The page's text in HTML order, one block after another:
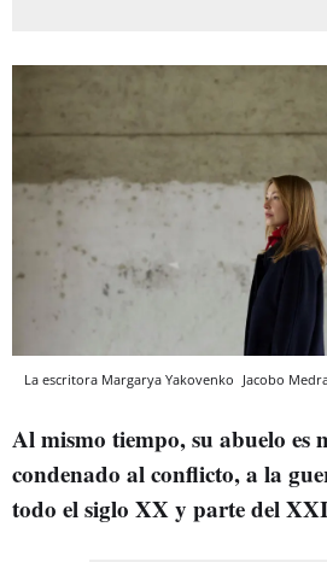
La escritora Margarya Yakovenko Jacobo
Al mismo tiempo, su abuelo es
condenado al conflicto, a la
todo el siglo XX y parte del